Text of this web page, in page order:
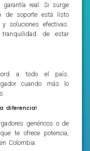
garantía real. Si surge
de soporte está listo
soluciones efectivas.
de estar
a todo el país.
cuando más lo
diferencia!
genéricos o de
te ofrece potencia,
Colombia.